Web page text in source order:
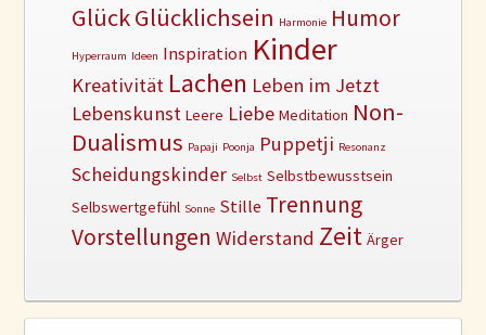
GlückGlücklichsein Harmonie Humor
Hyperraum Ideen Inspiration Kinder
Kreativität Lachen Leben im Jetzt
Lebenskunst Leere Liebe Meditation Non-
Dualismus Papaji Poonja Puppetji Resonanz
Scheidungskinder Selbst Selbstbewusstsein
Selbswertgefühl Sonne Stille Trennung
Vorstellungen Widerstand Zeit Ärger